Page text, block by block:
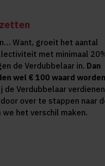
Want, groeit het aantal
met minimaal
de Verdubbelaar in. Dan
wel € 100 waard
de Verdubbelaar
over te stappen naar
het verschil maken.